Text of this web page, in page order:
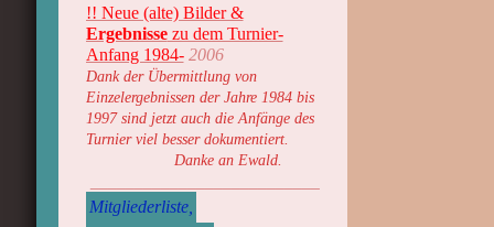
!! Neue (alte) Bilder &
Ergebnissezu dem Turnier-
Anfang 1984-2006
Dank der Übermittlung von
Einzelergebnissen der Jahre 1984 bis
1997 sind jetzt auch dieAnfänge des
Turnier viel besser dokumentiert.
Danke an Ewald.
Mitgliederliste,